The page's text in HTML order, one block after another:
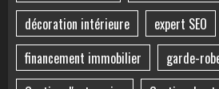
décoration intérieure
expert SEO
financement immobilier
garde-